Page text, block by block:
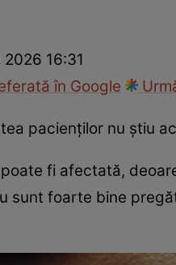
2026 16:31
în Google
pacienților nu știu
fi afectată,
sunt foarte bine